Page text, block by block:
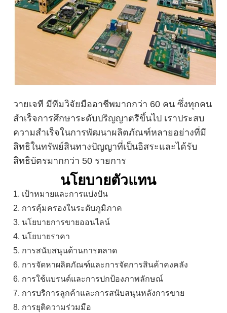
วายเจที มีทีมวิจัยมืออาชีพมากกว่า 60 คน ซึ่งทุกคน
สำเร็จการศึกษาระดับปริญญาตรีขึ้นไป เราประสบ
ความสำเร็จในการพัฒนาผลิตภัณฑ์หลายอย่างที่มี
สิทธิในทรัพย์สินทางปัญญาที่เป็นอิสระและได้รับ
สิทธิบัตรมากกว่า 50 รายการ
นโยบายตัวแทน
1. เป้าหมายและการแบ่งปัน
2. การคุ้มครองในระดับภูมิภาค
3. นโยบายการขายออนไลน์
4. นโยบายราคา
5. การสนับสนุนด้านการตลาด
6. การจัดหาผลิตภัณฑ์และการจัดการสินค้าคงคลัง
6. การใช้แบรนด์และการปกป้องภาพลักษณ์
7. การบริการลูกค้าและการสนับสนุนหลังการขาย
8. การยุติความร่วมมือ